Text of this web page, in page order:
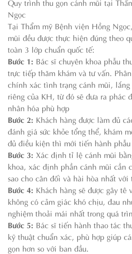
Ngọc
Tại Thẩm mỹ Bệnh viện Hồng
mũi đều được thực hiện đúng theo
toàn 3 lớp chuẩn quốc tế:
Bước 1: Bác sĩ chuyên khoa phẫu
trực tiếp thăm khám và tư vấn.
chính xác tình trạng cánh mũi, lắng
riêng của KH, từ đó sẽ đưa ra phác
nhân hóa phù hợp
Bước 2: Khách hàng được làm đủ
đánh giá sức khỏe tổng thể, khám
đủ điều kiện thì mới tiến hành
Bước 3: Xác định tỉ lệ cánh mũi
khoa, xác định phần cánh mũi cần
sao cho cân đối và hài hòa nhất
Bước 4: Khách hàng sẽ được gây tê
không có cảm giác khó chịu, đau
nghiệm thoải mái nhất trong quá
Bước 5: Bác sĩ tiến hành thao tác
kỹ thuật chuẩn xác, phù hợp giúp
gọn hơn so với ban đầu.